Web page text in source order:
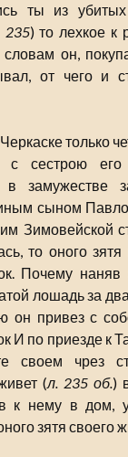
ты из
235) то лехкое к
он,
от чего и
только
с сестрою
замужестве
сыном
Зимовейской
то оного
Почему
лошадь за
он привез с
И по приезде к
своем чрез
(л. 235 об.)
к нему в дом,
зятя своего